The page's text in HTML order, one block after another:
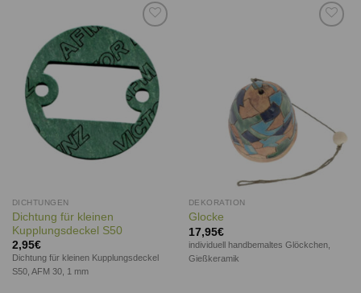
Auf die
Wunschliste
DICHTUNGEN
Dichtung für kleinen
Kupplungsdeckel S50
2,95€
Dichtung für kleinen Kupplungsdeckel
S50, AFM 30, 1 mm
DEKORATION
Glocke
17,95€
individuell handbemaltes Glöckchen,
Gießkeramik